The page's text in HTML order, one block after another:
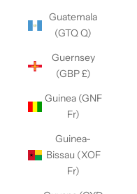
Guatemala
(GTQ Q)
Guernsey
(GBP £)
Guinea (GNF
Fr)
Guinea-
Bissau (XOF
Fr)